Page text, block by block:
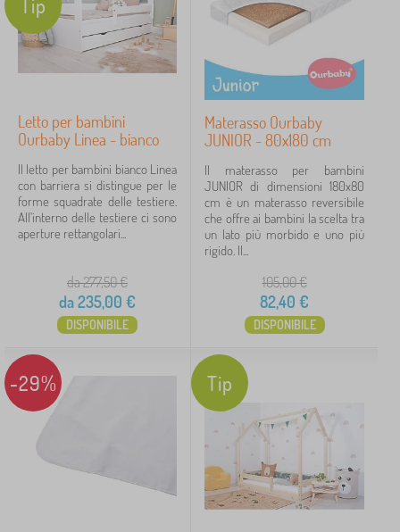
Tip
Letto per bambini
Ourbaby Linea - bianco
Il letto per bambini bianco Linea
con barriera si distingue per le
forme squadrate delle testiere.
All'interno delle testiere ci sono
aperture rettangolari...
da 277,50€
da235,00 €
DISPONIBILE
Materasso Ourbaby
JUNIOR - 80x180 cm
Il materasso per bambini
JUNIOR di dimensioni 180x80
cm è un materasso reversibile
che offre ai bambini la scelta tra
un lato più morbido e uno più
rigido. Il...
105,00€
82,40 €
DISPONIBILE
-29% Tip